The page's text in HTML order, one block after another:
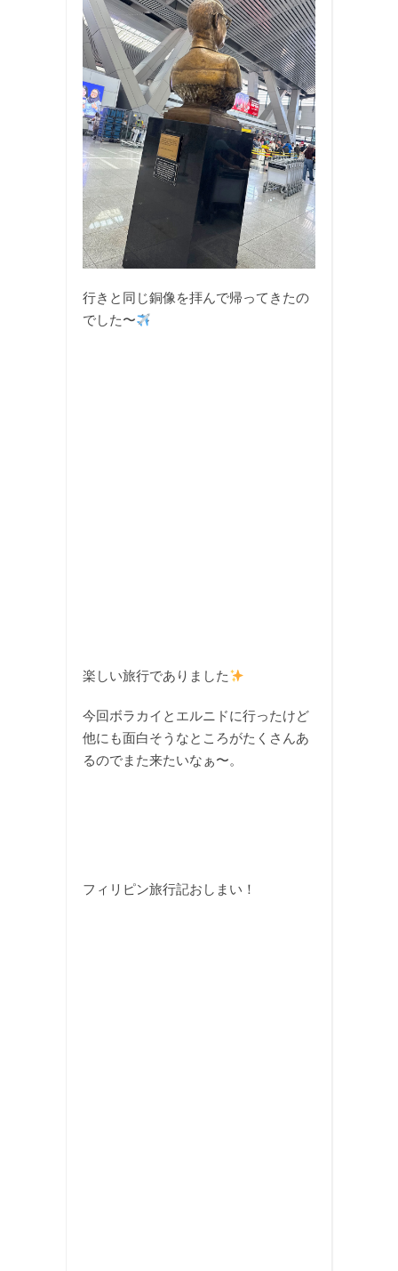
行きと同じ銅像を拝んで帰ってきたの
でした〜
楽しい旅行でありました
今回ボラカイとエルニドに行ったけど
他にも面白そうなところがたくさんあ
るのでまた来たいなぁ〜。
フィリピン旅行記おしまい！